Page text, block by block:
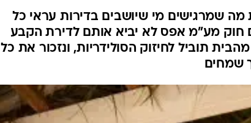
שמרגישים מי שיושבים בדירות עראי כל
חוק מע"מ אפס לא יביא אותם לדירת הקבע
תוביל לחיזוק הסולידריות, ונזכור את כל
שמחים